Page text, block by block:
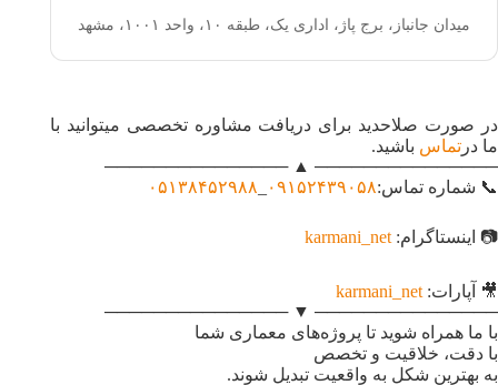
میدان جانباز، برج پاژ، اداری یک، طبقه ۱۰، واحد ۱۰۰۱ ، مشهد
در صورت صلاحدید برای دریافت مشاوره تخصصی میتوانید با
ما در تماس باشید.
─────────────── ▲ ───────────────
📞 شماره تماس:۰۹۱۵۲۴۳۹۰۵۸ ۰۵۱۳۸۴۵۲۹۸۸
📷 اینستاگرام: karmani_net
🎥 آپارات: karmani_net
─────────────── ▼ ───────────────
با ما همراه شوید تا پروژه‌های معماری شما
با دقت، خلاقیت و تخصص
به بهترین شکل به واقعیت تبدیل شوند.